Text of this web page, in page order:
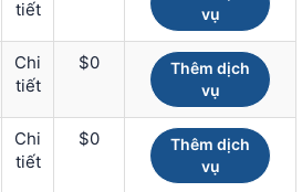
tiết
vụ
Chi
tiết
$0
Thêm dịch
vụ
Chi
tiết
$0
Thêm dịch
vụ